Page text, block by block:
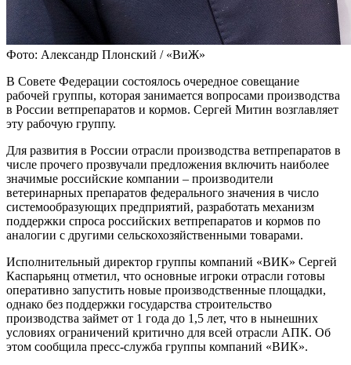
Фото: Александр Плонский / «ВиЖ»
В Совете Федерации состоялось очередное совещание
рабочей группы, которая занимается вопросами производства
в России ветпрепаратов и кормов. Сергей Митин возглавляет
эту рабочую группу.
Для развития в России отрасли производства ветпрепаратов в
числе прочего прозвучали предложения включить наиболее
значимые российские компании – производители
ветеринарных препаратов федерального значения в число
системообразующих предприятий, разработать механизм
поддержки спроса российских ветпрепаратов и кормов по
аналогии с другими сельскохозяйственными товарами.
Исполнительный директор группы компаний «ВИК» Сергей
Каспарьянц отметил, что основные игроки отрасли готовы
оперативно запустить новые производственные площадки,
однако без поддержки государства строительство
производства займет от 1 года до 1,5 лет, что в нынешних
условиях ограничений критично для всей отрасли АПК. Об
этом сообщила пресс-служба группы компаний «ВИК».